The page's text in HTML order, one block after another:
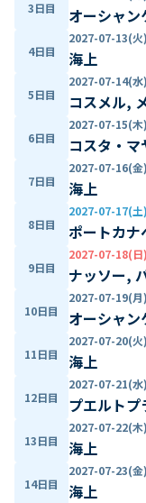
3日目 オーシャ
4日目
2027-07-13(火)
海上
5日目
2027-07-14(水)
コスメル,
6日目
2027-07-15(木)
コスタ・
7日目
2027-07-16(金)
海上
8日目
2027-07-17(土)
ポートカナ
9日目
2027-07-18(日)
ナッソー,
10日目
2027-07-19(月)
オーシャ
11日目
2027-07-20(火)
海上
12日目
2027-07-21(水)
プエルト
13日目
2027-07-22(木)
海上
14日目
2027-07-23(金)
海上